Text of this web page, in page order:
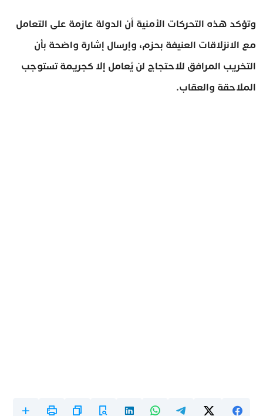
وتؤكد هذه التحركات الأمنية أن الدولة عازمة على التعامل
مع الانزلاقات العنيفة بحزم، وإرسال إشارة واضحة بأن
التخريب المرافق للاحتجاج لن يُعامل إلا كجريمة تستوجب
الملاحقة والعقاب.